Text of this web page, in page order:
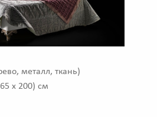
металл, ткань)
x 200) см